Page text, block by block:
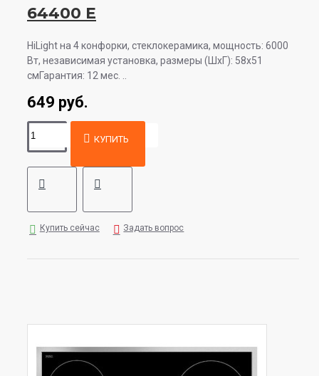
64400 E
HiLight на 4 конфорки, cтеклокерамика, мощность: 6000
Вт, независимая установка, размеры (ШхГ): 58x51
смГарантия: 12 мес. ..
649 руб.
КУПИТЬ
Купить сейчас Задать вопрос